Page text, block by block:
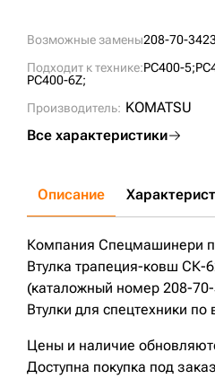
Возможные замены208-70-
Подходит к технике:PC400-5;
PC400-6Z;
Производитель: KOMATSU
Все характеристики
Описание
Компания Спецмашинери
Втулка трапеция-ковш СК-
(каталожный номер 208-
Втулки для спецтехники по
Цены и наличие
Доступна покупка под